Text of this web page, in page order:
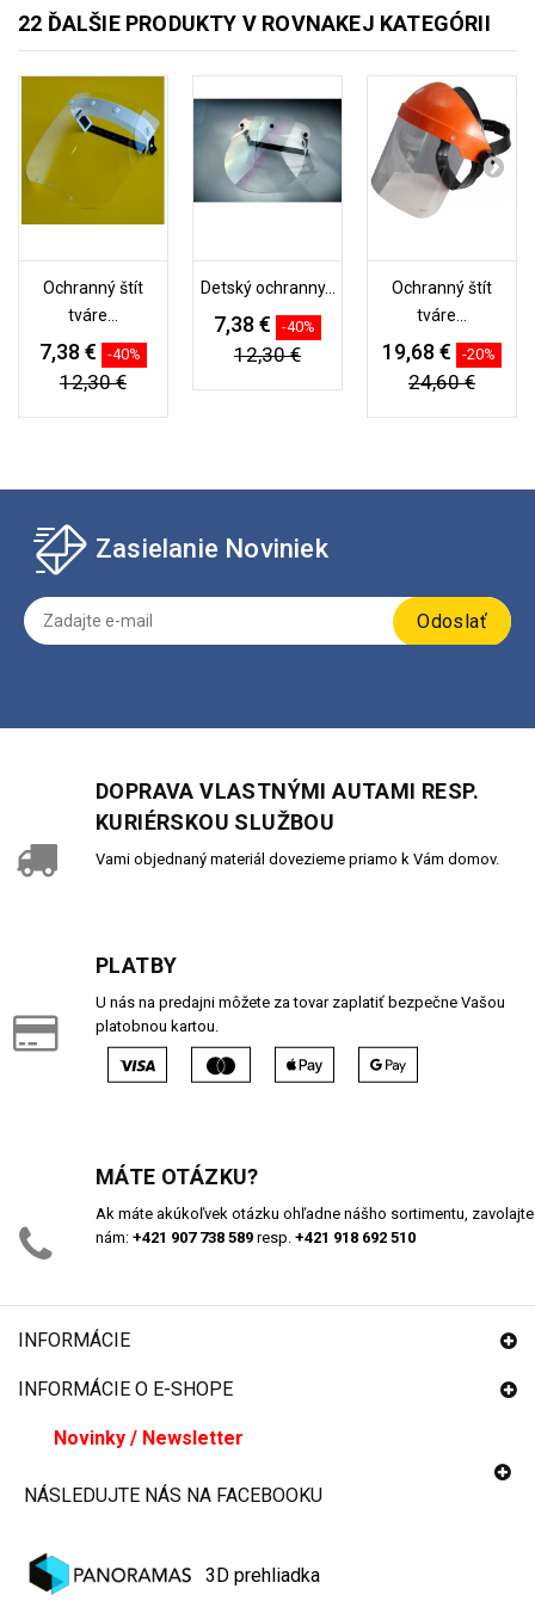
22 ĎALŠIE PRODUKTY V ROVNAKEJ KATEGÓRII
Ochranný štít
tváre...
7,38 € -40%
12,30 €
Detský ochranny...
7,38 € -40%
12,30 €
Ochranný štít
tváre...
19,68 € -20%
24,60 €
Zasielanie Noviniek
Odoslať
DOPRAVA VLASTNÝMI AUTAMI RESP.
KURIÉRSKOU SLUŽBOU
Vami objednaný materiál dovezieme priamo k Vám domov.
PLATBY
U nás na predajni môžete za tovar zaplatiť bezpečne Vašou
platobnou kartou.
MÁTE OTÁZKU?
Ak máte akúkoľvek otázku ohľadne nášho sortimentu, zavolajte
nám: +421 907 738 589 resp. +421 918 692 510
INFORMÁCIE
INFORMÁCIE O E-SHOPE
Novinky / Newsletter
NÁSLEDUJTE NÁS NA FACEBOOKU
3D prehliadka